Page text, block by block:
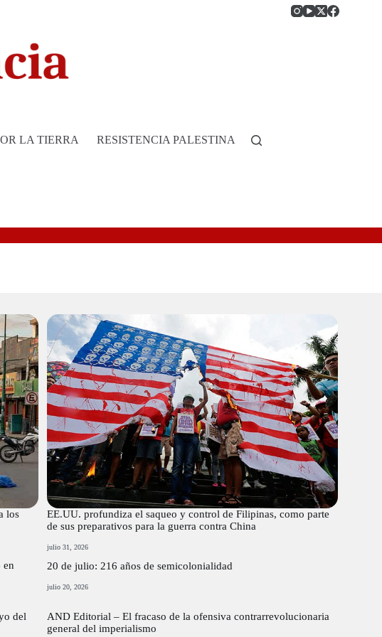
LA TIERRA RESISTENCIA PALESTINA HISTORIA DE
los
EE.UU. profundiza el saqueo y control de Filipinas, como parte
de sus preparativos para la guerra contra China
julio 31, 2026
en
20 de julio: 216 años de semicolonialidad
julio 20, 2026
del
AND Editorial – El fracaso de la ofensiva contrarrevolucionaria
general del imperialismo